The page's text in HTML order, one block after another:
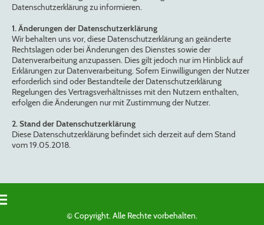
Datenschutzerklärung zu informieren.
1. Änderungen der Datenschutzerklärung
Wir behalten uns vor, diese Datenschutzerklärung an geänderte
Rechtslagen oder bei Änderungen des Dienstes sowie der
Datenverarbeitung anzupassen. Dies gilt jedoch nur im Hinblick auf
Erklärungen zur Datenverarbeitung. Sofern Einwilligungen der Nutzer
erforderlich sind oder Bestandteile der Datenschutzerklärung
Regelungen des Vertragsverhältnisses mit den Nutzern enthalten,
erfolgen die Änderungen nur mit Zustimmung der Nutzer.
2. Stand der Datenschutzerklärung
Diese Datenschutzerklärung befindet sich derzeit auf dem Stand
vom 19.05.2018.
© Copyright. Alle Rechte vorbehalten.